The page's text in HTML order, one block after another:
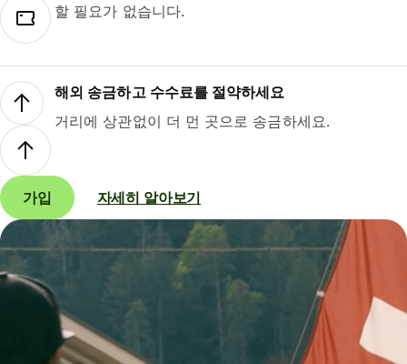
할 필요가 없습니다.
해외 송금하고 수수료를 절약하세요
거리에 상관없이 더 먼 곳으로 송금하세요.
가입 자세히 알아보기